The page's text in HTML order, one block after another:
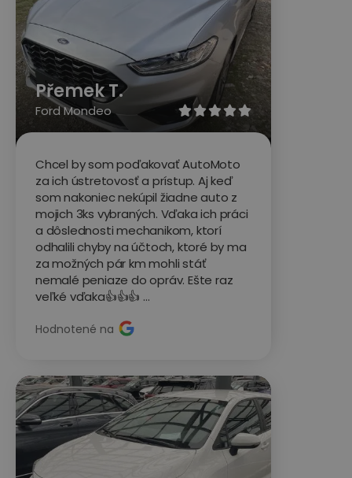

Přemek T.
Ford Mondeo
Chcel by som poďakovať AutoMoto
za ich ústretovosť a prístup. Aj keď
som nakoniec nekúpil žiadne auto z
mojich 3ks vybraných. Vďaka ich práci
a dôslednosti mechanikom, ktorí
odhalili chyby na účtoch, ktoré by ma
za možných pár km mohli stáť
nemalé peniaze do opráv. Ešte raz
veľké vďaka👍👍👍 …
Hodnotené na